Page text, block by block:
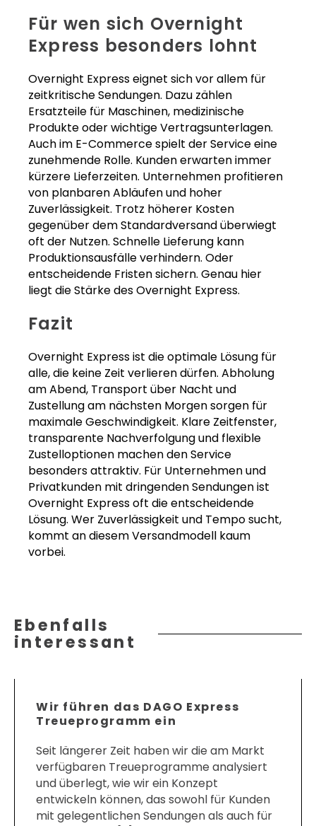
Für wen sich Overnight
Express besonders lohnt
Overnight Express eignet sich vor allem für
zeitkritische Sendungen. Dazu zählen
Ersatzteile für Maschinen, medizinische
Produkte oder wichtige Vertragsunterlagen.
Auch im E-Commerce spielt der Service eine
zunehmende Rolle. Kunden erwarten immer
kürzere Lieferzeiten. Unternehmen profitieren
von planbaren Abläufen und hoher
Zuverlässigkeit. Trotz höherer Kosten
gegenüber dem Standardversand überwiegt
oft der Nutzen. Schnelle Lieferung kann
Produktionsausfälle verhindern. Oder
entscheidende Fristen sichern. Genau hier
liegt die Stärke des Overnight Express.
Fazit
Overnight Express ist die optimale Lösung für
alle, die keine Zeit verlieren dürfen. Abholung
am Abend, Transport über Nacht und
Zustellung am nächsten Morgen sorgen für
maximale Geschwindigkeit. Klare Zeitfenster,
transparente Nachverfolgung und flexible
Zustelloptionen machen den Service
besonders attraktiv. Für Unternehmen und
Privatkunden mit dringenden Sendungen ist
Overnight Express oft die entscheidende
Lösung. Wer Zuverlässigkeit und Tempo sucht,
kommt an diesem Versandmodell kaum
vorbei.
Ebenfalls
interessant
Wir führen das DAGO Express
Treueprogramm ein
Seit längerer Zeit haben wir die am Markt
verfügbaren Treueprogramme analysiert
und überlegt, wie wir ein Konzept
entwickeln können, das sowohl für Kunden
mit gelegentlichen Sendungen als auch für